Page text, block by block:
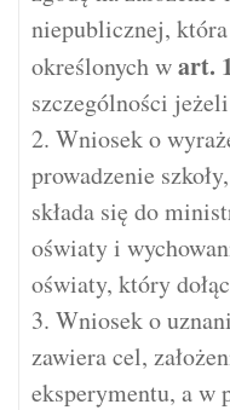
niepublicznej,
określonych wart.
szczególności
2. Wniosek o
prowadzenie
składa się do
oświaty i
oświaty, który
3. Wniosek o
zawiera cel,
eksperymentu, a w